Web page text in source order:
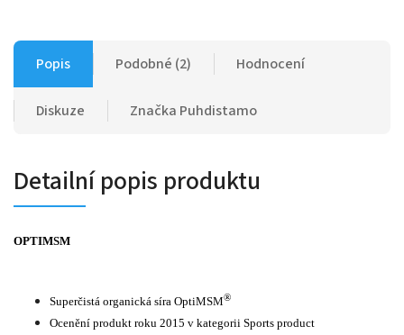
Popis Podobné (2) Hodnocení
Diskuze Značka Puhdistamo
Detailní popis produktu
OPTIMSM
Superčistá organická síra OptiMSM®
Ocenění produkt roku 2015 v kategorii Sports product